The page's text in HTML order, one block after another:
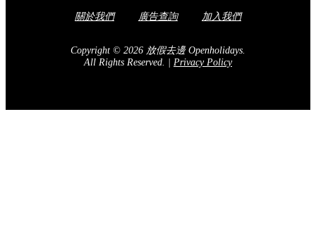
關於我們 廣告查詢 加入我們
Copyright © 2026 放假去邊 Openholidays.
All Rights Reserved.
Privacy Policy